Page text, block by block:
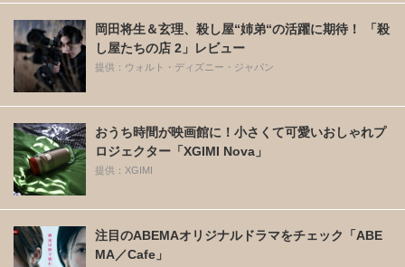
岡田将生＆玄理、殺し屋“姉弟“の活躍に期待！ 「殺
し屋たちの店 2」レビュー
提供：ウォルト・ディズニー・ジャパン
おうち時間が映画館に！小さくて可愛いおしゃれプ
ロジェクター「XGIMI Nova」
提供：XGIMI
注目のABEMAオリジナルドラマをチェック「ABE
MA／Cafe」